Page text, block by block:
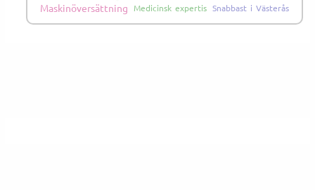
Maskinöversättning
Medicinsk expertis Snabbast i Västerås